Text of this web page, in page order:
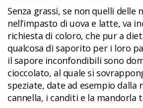
Senza grassi, se non quelli delle
nell’impasto di uova e latte, va
richiesta di coloro, che pur a
qualcosa di saporito per i loro
il sapore inconfondibili sono
cioccolato, al quale si
speziate, date ad esempio dalla
cannella, i canditi e la mandorla